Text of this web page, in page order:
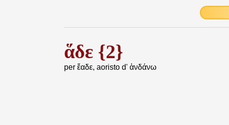
ἅδε {2}
per ἔαδε, aoristo d' ἁνδάνω